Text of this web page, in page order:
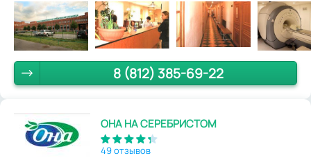
8 (812) 385-69-22
ОНА НА СЕРЕБРИСТОМ
49 отзывов